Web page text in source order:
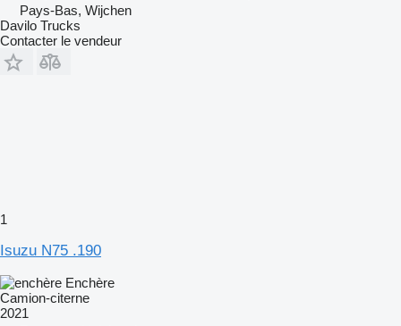
Pays-Bas, Wijchen
Davilo Trucks
Contacter le vendeur
1
Isuzu N75 .190
Enchère
Camion-citerne
2021